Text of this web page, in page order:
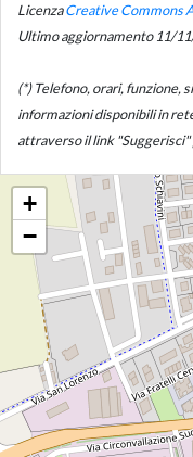
LicenzaCreative Commons
Ultimo aggiornamento 11/
(*) Telefono, orari, funzione,
informazioni disponibili in
attraverso il link
+
−